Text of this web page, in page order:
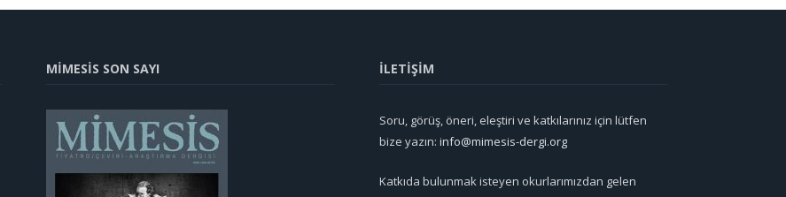
MİMESİS SON SAYI İLETİŞİM
Soru, görüş, öneri, eleştiri ve katkılarınız için lütfen
bize yazın: info@mimesis-dergi.org
Katkıda bulunmak isteyen okurlarımızdan gelen